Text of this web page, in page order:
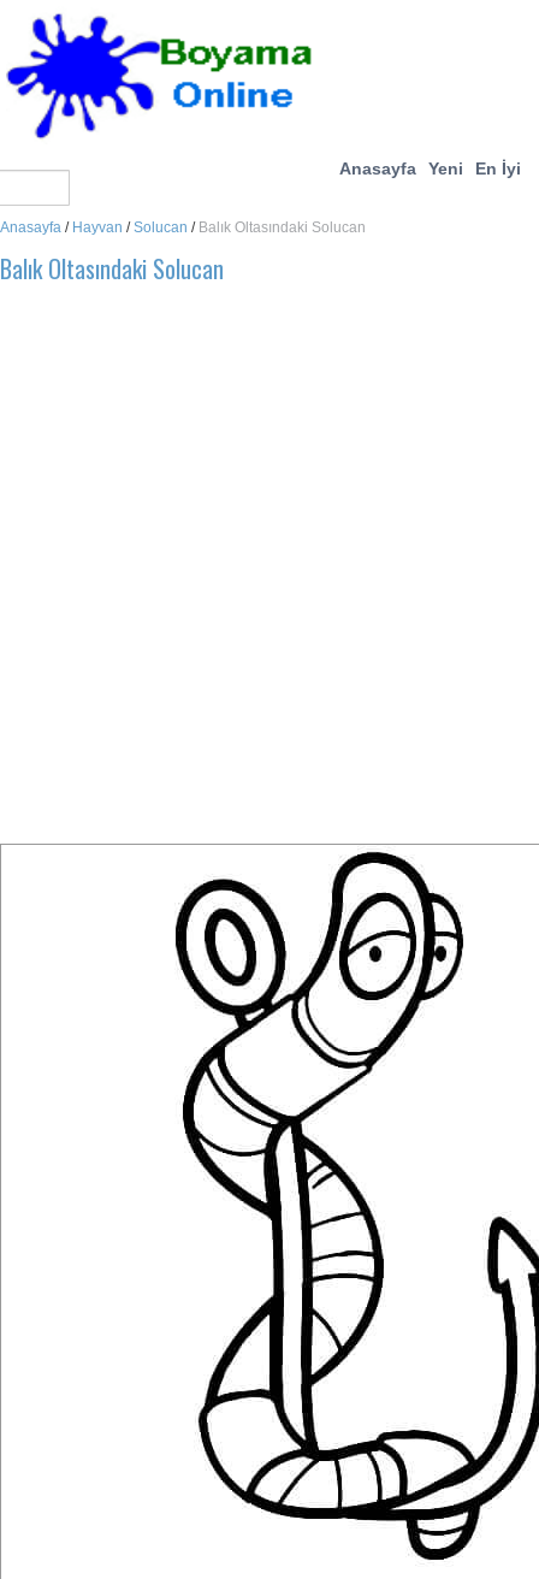
Anasayfa Yeni En İyi
Anasayfa / Hayvan /Solucan / Balık Oltasındaki Solucan
Balık Oltasındaki Solucan